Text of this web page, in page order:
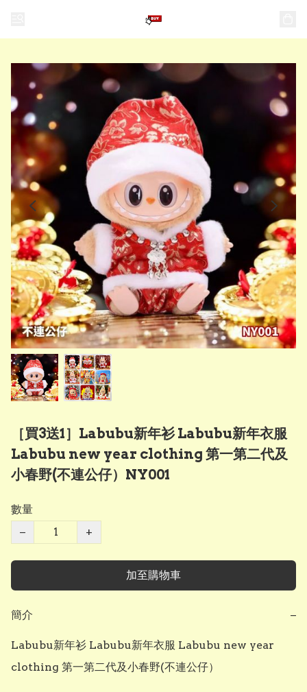
［買3送1］Labubu新年衫 Labubu新年衣服
Labubu new year clothing 第一第二代及
小春野(不連公仔）NY001
數量
−
+
加至購物車
簡介 −
Labubu新年衫 Labubu新年衣服 Labubu new year
clothing 第一第二代及小春野(不連公仔）